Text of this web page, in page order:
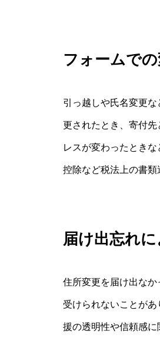
フォームで
引っ越しや氏名変更
更されたとき、寄付
レスが変わったとき
控除など税法上の書類
届け出忘れ
住所変更を届け出な
受けられないことが
援の透明性や信頼感に